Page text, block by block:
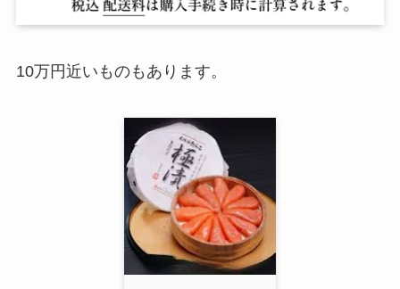
10万円近いものもあります。